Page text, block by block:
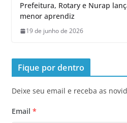
Prefeitura, Rotary e Nurap
menor aprendiz
19 de junho de 2026
Fique por dentro
Deixe seu email e receba as
Email *